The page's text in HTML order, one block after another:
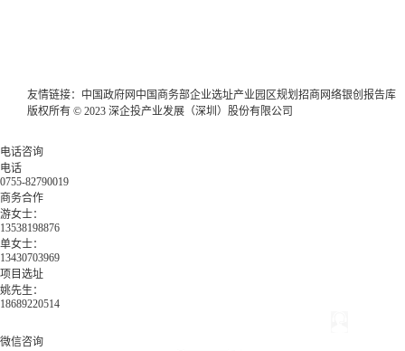
友情链接： 中国政府网 中国商务部企业选址产业园区规划 招商网络银创报告库
版权所有 © 2023 深企投产业发展（深圳）股份有限公司
电话咨询
电话
0755-82790019
商务合作
游女士：
13538198876
单女士：
13430703969
项目选址
姚先生：
18689220514
微信咨询